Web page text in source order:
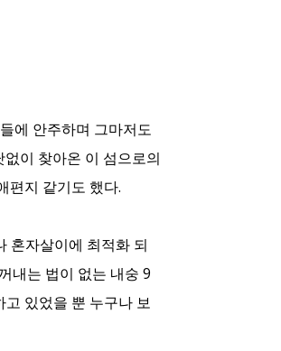
에 안주하며 그마저도
이 찾아온 이 섬으로의
편지 같기도 했다.
혼자살이에 최적화 되
내는 법이 없는 내숭 9
있었을 뿐 누구나 보